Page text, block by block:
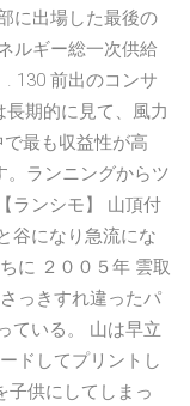
に出場した最後の
ルギー総一次供給
130 前出のコンサ
長期的に見て、風力
最も収益性が高
ランニングからツ
ランシモ】 山頂付
谷になり急流にな
に ２００５年 雲取
っきすれ違ったパ
ている。 山は早立
ドしてプリントし
子供にしてしまっ